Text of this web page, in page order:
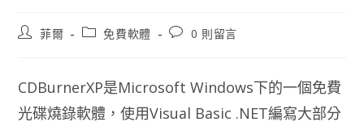
文
菲爾
文
免費軟體
文
論：
0 則留言
CDBurnerXP是Microsoft Windows下的一個免費
光碟燒錄軟體，使用Visual Basic .NET編寫大部分